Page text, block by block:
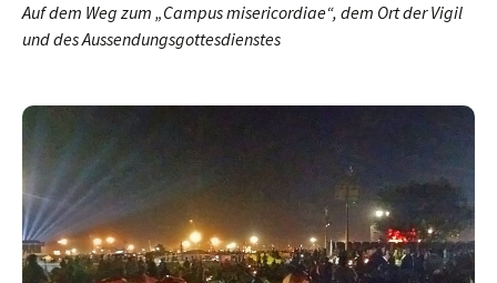
Auf dem Weg zum „Campus misericordiae“, dem Ort der Vigil
und des Aussendungsgottesdienstes